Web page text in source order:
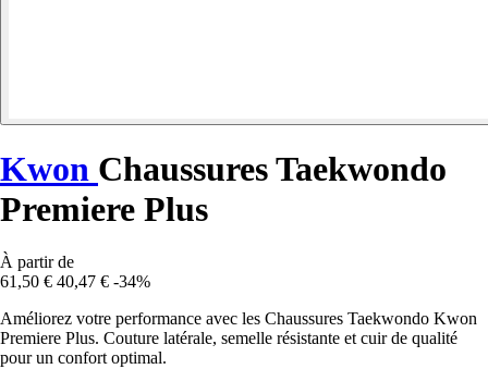
Kwon Chaussures Taekwondo
Premiere Plus
À partir de
61,50 € 40,47 € -34%
Améliorez votre performance avec les Chaussures Taekwondo Kwon
Premiere Plus. Couture latérale, semelle résistante et cuir de qualité
pour un confort optimal.